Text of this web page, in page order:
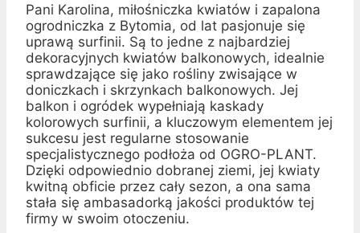
Pani Karolina, miłośniczka kwiatów i zapalona
ogrodniczka z Bytomia, od lat pasjonuje się
uprawą surfinii. Są to jedne z najbardziej
dekoracyjnych kwiatów balkonowych, idealnie
sprawdzające się jako rośliny zwisające w
doniczkach i skrzynkach balkonowych. Jej
balkon i ogródek wypełniają kaskady
kolorowych surfinii, a kluczowym elementem jej
sukcesu jest regularne stosowanie
specjalistycznego podłoża od OGRO-PLANT.
Dzięki odpowiednio dobranej ziemi, jej kwiaty
kwitną obficie przez cały sezon, a ona sama
stała się ambasadorką jakości produktów tej
firmy w swoim otoczeniu.